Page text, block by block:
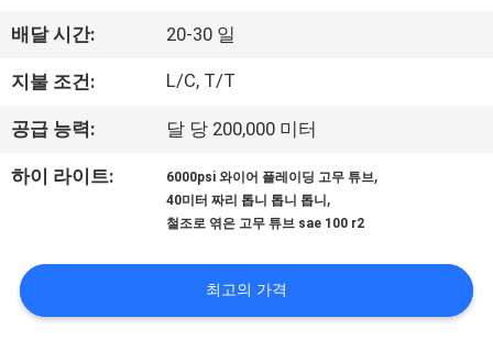
장
견
품
관
리
배달 시간: 20-30 일
지불 조건: L/C, T/T
공급 능력: 달 당 200,000 미터
하이 라이트: 6000psi 와이어 플레이딩 고무 튜브,
40미터 짜리 톱니 톱니 톱니 ,
철조로 엮은 고무 튜브 sae 100 r2
최고의 가격